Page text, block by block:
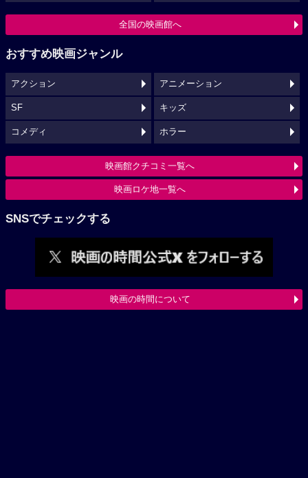
全国の映画館へ
おすすめ映画ジャンル
アクション アニメーション
SF キッズ
コメディ ホラー
映画館クチコミ一覧へ
映画ロケ地一覧へ
SNSでチェックする
映画の時間について